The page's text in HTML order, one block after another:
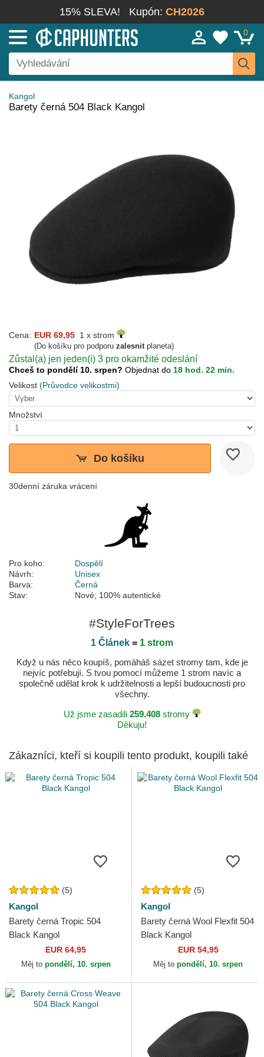
15% SLEVA! Kupón: CH2026
0
Kangol
Barety černá 504 Black Kangol
Cena: EUR 69,95 1 x strom
(Do košíku pro podporu zalesnitplaneta)
Zůstal(a) jen jeden(i) 3 pro okamžité odeslání
Chceš to pondělí 10. srpen? Objednat do 18 hod. 22 min.
Velikost (Průvodce velikostmi)
Množství
Do košíku
30denní záruka vrácení
Pro koho:
Dospělí
Návrh:
Unisex
Barva:
Černá
Stav:
Nové; 100% autentické
#StyleForTrees
1 Článek = 1 strom
Když u nás něco koupíš, pomáháš sázet stromy tam, kde je
nejvíc potřebují. S tvou pomocí můžeme 1 strom navíc a
společně udělat krok k udržitelnosti a lepší budoucnosti pro
všechny.
Už jsme zasadili 259.408stromy
Děkuju!
Zákazníci, kteří si koupili tento produkt, koupili také
(5)
Kangol
Barety černá Tropic 504
Black Kangol
EUR 64,95
Měj to pondělí, 10. srpen
(5)
Kangol
Barety černá Wool Flexfit 504
Black Kangol
EUR 54,95
Měj to pondělí, 10. srpen